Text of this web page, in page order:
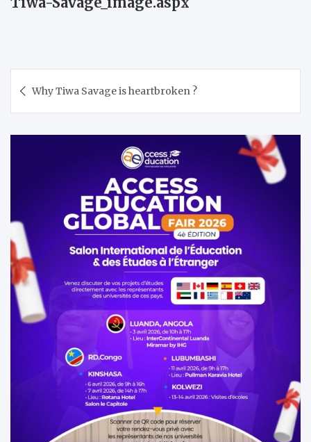
de Why Tiwa Savage is heartbroken ?